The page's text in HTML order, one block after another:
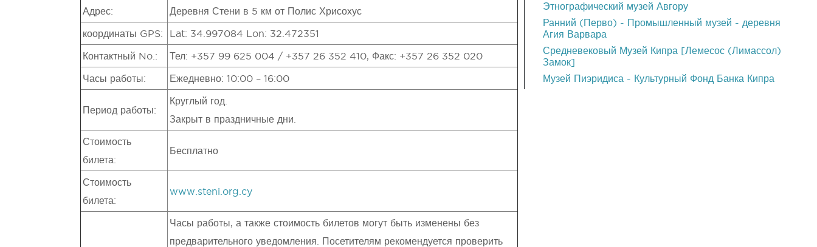
Адрес: Деревня Стени в 5 км от Полис Хрисохус
координаты GPS: Lat: 34.997084 Lon: 32.472351
Контактный No.: Тел: +357 99 625 004 / +357 26 352 410, Факс: +357 26 352 020
Часы работы: Ежедневно: 10:00 – 16:00
Период работы:
Круглый год.
Закрыт в праздничные дни.
Стоимость
билета:
Бесплатно
Стоимость
билета:
www.steni.org.cy
Часы работы, а также стоимость билетов могут быть изменены без
предварительного уведомления. Посетителям рекомендуется проверить
Этнографический музей Авгору
Ранний (Перво) - Промышленный музей - деревня
Агия Варвара
Средневековый Музей Кипра [Лемесос (Лимассол)
Замок]
Музей Пиэридиса - Культурный Фонд Банка Кипра